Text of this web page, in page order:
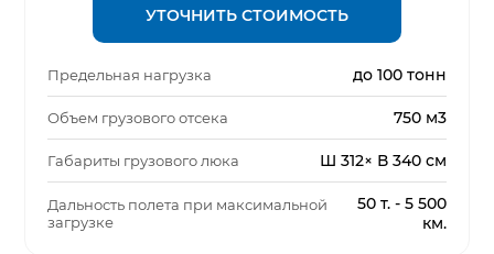
УТОЧНИТЬ СТОИМОСТЬ
Предельная нагрузка до 100 тонн
Объем грузового отсека 750 м3
Габариты грузового люка Ш 312× В 340 см
Дальность полета при максимальной
загрузке
50 т. - 5 500
км.